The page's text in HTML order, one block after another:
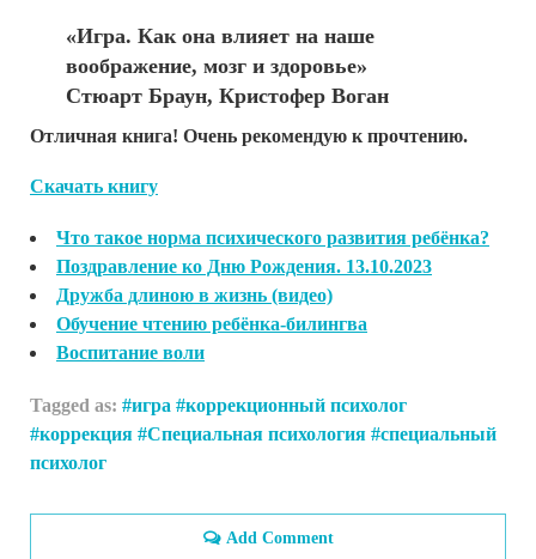
«Игра. Как она влияет на наше
воображение, мозг и здоровье»
Стюарт Браун, Кристофер Воган
Отличная книга! Очень рекомендую к прочтению.
Cкачать книгу
Что такое норма психического развития ребёнка?
Поздравление ко Дню Рождения. 13.10.2023
Дружба длиною в жизнь (видео)
Обучение чтению ребёнка-билингва
Воспитание воли
Tagged as: игра
коррекционный психолог
коррекция
Специальная психология
специальный
психолог
Add Comment